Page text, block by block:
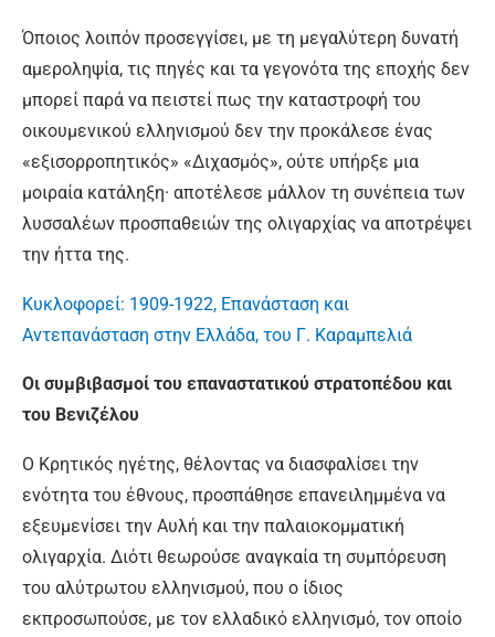
Όποιος λοιπόν προσεγγίσει, με τη μεγαλύτερη δυνατή
αμεροληψία, τις πηγές και τα γεγονότα της εποχής δεν
μπορεί παρά να πειστεί πως την καταστροφή του
οικουμενικού ελληνισμού δεν την προκάλεσε ένας
«εξισορροπητικός» «Διχασμός», ούτε υπήρξε μια
μοιραία κατάληξη· αποτέλεσε μάλλον τη συνέπεια των
λυσσαλέων προσπαθειών της ολιγαρχίας να αποτρέψει
την ήττα της.
Κυκλοφορεί: 1909-1922, Επανάσταση και
Αντεπανάσταση στην Ελλάδα, του Γ. Καραμπελιά
Οι συμβιβασμοί του επαναστατικού στρατοπέδου και
του Βενιζέλου
Ο Κρητικός ηγέτης, θέλοντας να διασφαλίσει την
ενότητα του έθνους, προσπάθησε επανειλημμένα να
εξευμενίσει την Αυλή και την παλαιοκομματική
ολιγαρχία. Διότι θεωρούσε αναγκαία τη συμπόρευση
του αλύτρωτου ελληνισμού, που ο ίδιος
εκπροσωπούσε, με τον ελλαδικό ελληνισμό, τον οποίο